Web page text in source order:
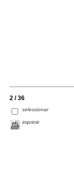
2 / 36
seleccionar
imprimir